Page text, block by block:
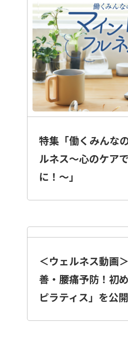
特集「働くみんな
ルネス～心のケア
に！～」
＜ウェルネス動画
善・腰痛予防！初
ピラティス」を公開